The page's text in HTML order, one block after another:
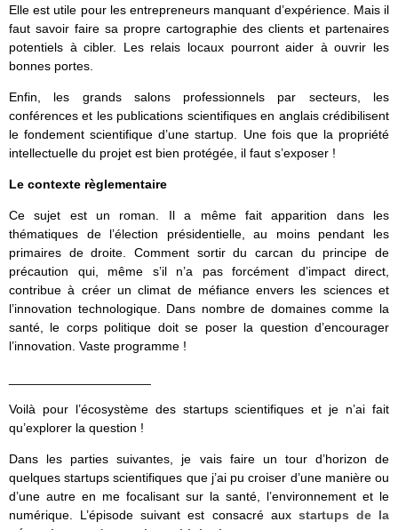
Elle est utile pour les entrepreneurs manquant d’expérience. Mais il
faut savoir faire sa propre cartographie des clients et partenaires
potentiels à cibler. Les relais locaux pourront aider à ouvrir les
bonnes portes.
Enfin, les grands salons professionnels par secteurs, les
conférences et les publications scientifiques en anglais crédibilisent
le fondement scientifique d’une startup. Une fois que la propriété
intellectuelle du projet est bien protégée, il faut s’exposer !
Le contexte règlementaire
Ce sujet est un roman. Il a même fait apparition dans les
thématiques de l’élection présidentielle, au moins pendant les
primaires de droite. Comment sortir du carcan du principe de
précaution qui, même s’il n’a pas forcément d’impact direct,
contribue à créer un climat de méfiance envers les sciences et
l’innovation technologique. Dans nombre de domaines comme la
santé, le corps politique doit se poser la question d’encourager
l’innovation. Vaste programme !
Voilà pour l’écosystème des startups scientifiques et je n’ai fait
qu’explorer la question !
Dans les parties suivantes, je vais faire un tour d’horizon de
quelques startups scientifiques que j’ai pu croiser d’une manière ou
d’une autre en me focalisant sur la santé, l’environnement et le
numérique. L’épisode suivant est consacré aux startups de la